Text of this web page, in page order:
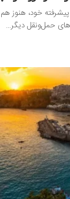
خود، هنوز
حمل‌ونقل دیگر…